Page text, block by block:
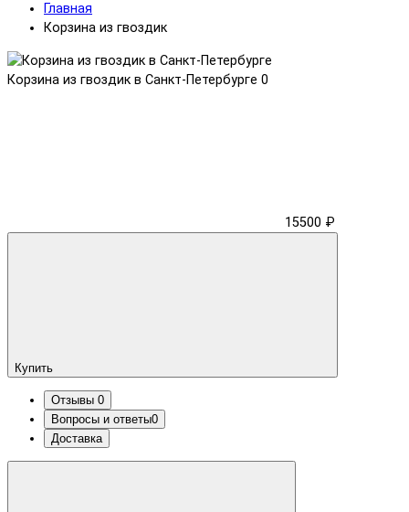
Главная
Корзина из гвоздик
Корзина из гвоздик в Санкт-Петербурге 0
15500 ₽
Купить
Отзывы 0
Вопросы и ответы0
Доставка